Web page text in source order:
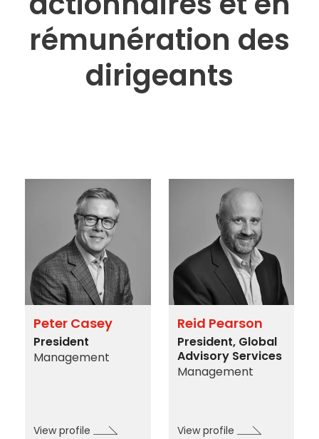
rémunération des
dirigeants
Peter Casey
President
Management
View profile
Reid Pearson
President, Global
Advisory Services
Management
View profile